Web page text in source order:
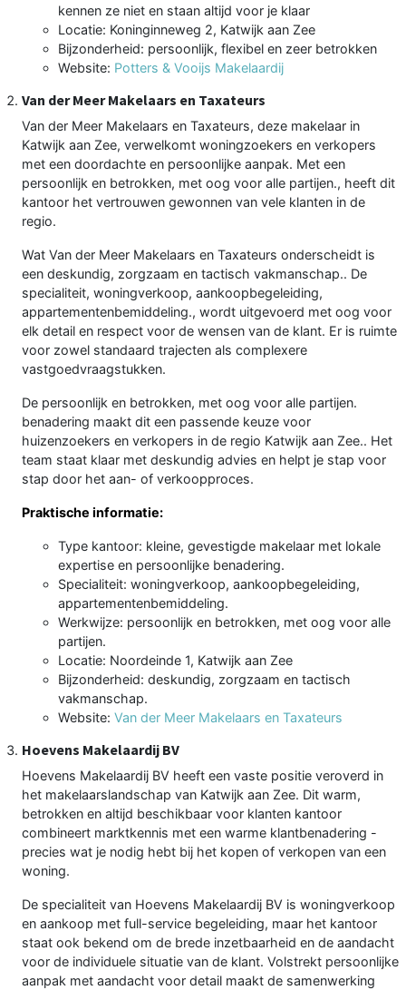
kennen ze niet en staan altijd voor je klaar
Locatie: Koninginneweg 2, Katwijk aan Zee
Bijzonderheid: persoonlijk, flexibel en zeer betrokken
Website: Potters & Vooijs Makelaardij
Van der Meer Makelaars en Taxateurs
Van der Meer Makelaars en Taxateurs, deze makelaar in
Katwijk aan Zee, verwelkomt woningzoekers en verkopers
met een doordachte en persoonlijke aanpak. Met een
persoonlijk en betrokken, met oog voor alle partijen., heeft dit
kantoor het vertrouwen gewonnen van vele klanten in de
regio.
Wat Van der Meer Makelaars en Taxateurs onderscheidt is
een deskundig, zorgzaam en tactisch vakmanschap.. De
specialiteit, woningverkoop, aankoopbegeleiding,
appartementenbemiddeling., wordt uitgevoerd met oog voor
elk detail en respect voor de wensen van de klant. Er is ruimte
voor zowel standaard trajecten als complexere
vastgoedvraagstukken.
De persoonlijk en betrokken, met oog voor alle partijen.
benadering maakt dit een passende keuze voor
huizenzoekers en verkopers in de regio Katwijk aan Zee.. Het
team staat klaar met deskundig advies en helpt je stap voor
stap door het aan- of verkoopproces.
Praktische informatie:
Type kantoor: kleine, gevestigde makelaar met lokale
expertise en persoonlijke benadering.
Specialiteit: woningverkoop, aankoopbegeleiding,
appartementenbemiddeling.
Werkwijze: persoonlijk en betrokken, met oog voor alle
partijen.
Locatie: Noordeinde 1, Katwijk aan Zee
Bijzonderheid: deskundig, zorgzaam en tactisch
vakmanschap.
Website: Van der Meer Makelaars en Taxateurs
Hoevens Makelaardij BV
Hoevens Makelaardij BV heeft een vaste positie veroverd in
het makelaarslandschap van Katwijk aan Zee. Dit warm,
betrokken en altijd beschikbaar voor klanten kantoor
combineert marktkennis met een warme klantbenadering -
precies wat je nodig hebt bij het kopen of verkopen van een
woning.
De specialiteit van Hoevens Makelaardij BV is woningverkoop
en aankoop met full-service begeleiding, maar het kantoor
staat ook bekend om de brede inzetbaarheid en de aandacht
voor de individuele situatie van de klant. Volstrekt persoonlijke
aanpak met aandacht voor detail maakt de samenwerking